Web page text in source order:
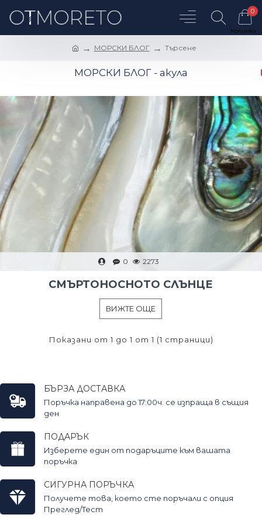
0
МОРСКИ БЛОГ Търсене
МОРСКИ БЛОГ - акула
0 2273
СМЪРТОНОСНОТО СЛЪНЦЕ
ВИЖТЕ ОЩЕ
Показани от 1 до 1 от 1 (1 страници)
БЪРЗА ДОСТАВКА
Поръчка направена до 17:00ч. се изпраща в същия
ден
ПОДАРЪК
Изберете един от подаръците към вашата
поръчка
СИГУРНА ПОРЪЧКА
Получете това, което сте поръчали с опция
Преглед/Тест